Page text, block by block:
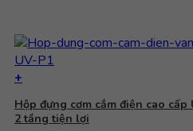
+
Hộp đựng cơm cắm điện cao cấp
2 tầng tiện lợi